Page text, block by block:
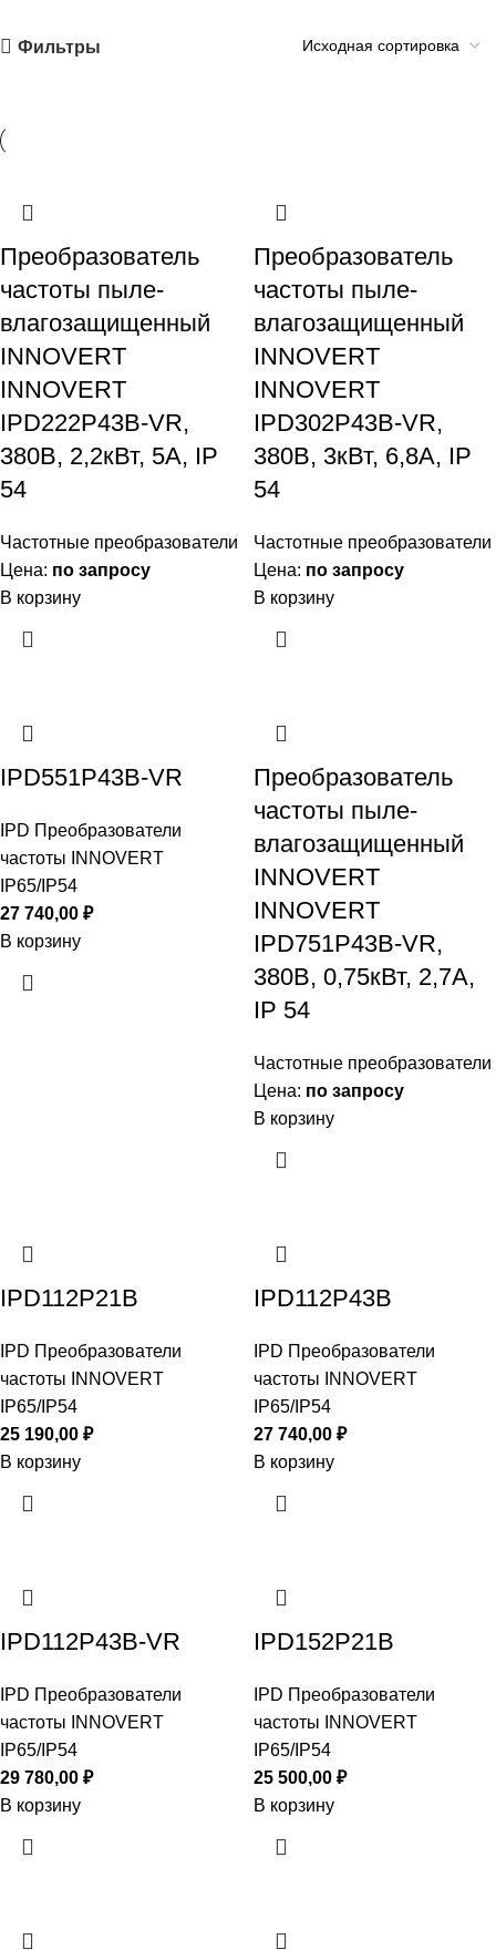
Фильтры
Преобразователь
частоты пыле-
влагозащищенный
INNOVERT
INNOVERT
IPD222P43B-VR,
380В, 2,2кВт, 5А, IP
54
Частотные преобразователи
Цена: по запросу
В корзину
Преобразователь
частоты пыле-
влагозащищенный
INNOVERT
INNOVERT
IPD302P43B-VR,
380В, 3кВт, 6,8А, IP
54
Частотные преобразователи
Цена: по запросу
В корзину
IPD551P43B-VR
IPD Преобразователи
частоты INNOVERT
IP65/IP54
27 740,00 ₽
В корзину
Преобразователь
частоты пыле-
влагозащищенный
INNOVERT
INNOVERT
IPD751P43B-VR,
380В, 0,75кВт, 2,7А,
IP 54
Частотные преобразователи
Цена: по запросу
В корзину
IPD112P21B
IPD Преобразователи
частоты INNOVERT
IP65/IP54
25 190,00 ₽
В корзину
IPD112P43B
IPD Преобразователи
частоты INNOVERT
IP65/IP54
27 740,00 ₽
В корзину
IPD112P43B-VR
IPD Преобразователи
частоты INNOVERT
IP65/IP54
29 780,00 ₽
В корзину
IPD152P21B
IPD Преобразователи
частоты INNOVERT
IP65/IP54
25 500,00 ₽
В корзину